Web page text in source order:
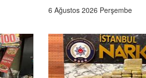
6 Ağustos 2026 Perşembe